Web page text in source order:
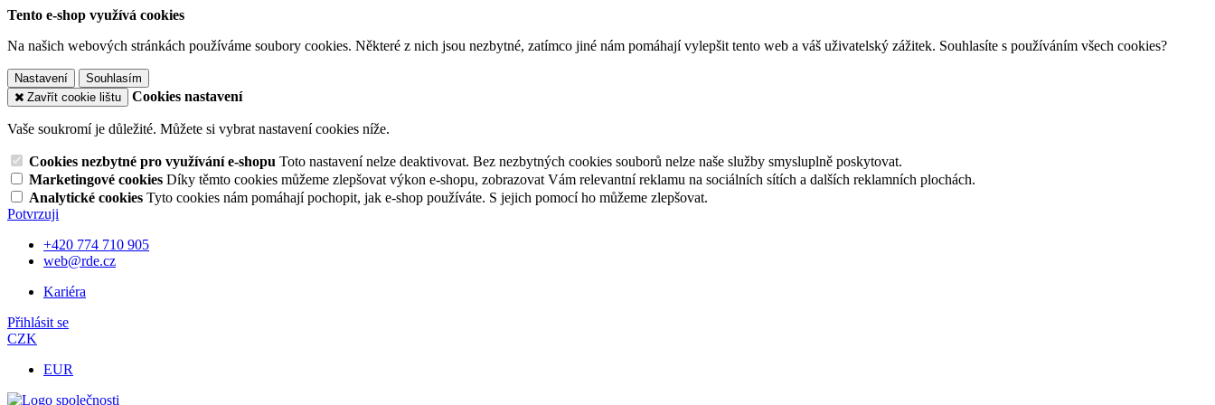
Tento e-shop využívá cookies
Na našich webových stránkách používáme soubory cookies. Některé z nich jsou nezbytné, zatímco jiné nám pomáhají vylepšit tento web a váš uživatelský zážitek. Souhlasíte s používáním všech cookies?
Nastavení
Souhlasím
Zavřít cookie lištu
Cookies nastavení
Vaše soukromí je důležité. Můžete si vybrat nastavení cookies níže.
Cookies nezbytné pro využívání e-shopu Toto nastavení nelze deaktivovat. Bez nezbytných cookies souborů nelze naše služby smysluplně poskytovat.
Marketingové cookies Díky těmto cookies můžeme zlepšovat výkon e-shopu, zobrazovat Vám relevantní reklamu na sociálních sítích a dalších reklamních plochách.
Analytické cookies Tyto cookies nám pomáhají pochopit, jak e-shop používáte. S jejich pomocí ho můžeme zlepšovat.
Potvrzuji
+420 774 710 905
web@rde.cz
Kariéra
Přihlásit se
CZK
EUR